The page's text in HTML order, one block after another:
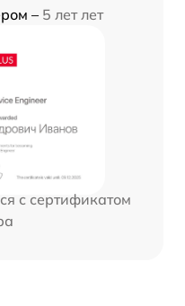
– 5 лет лет
с сертификатом